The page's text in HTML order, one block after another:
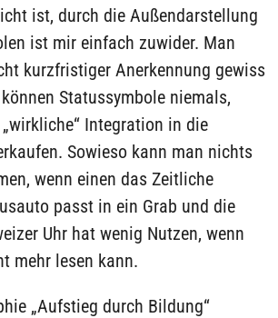
ist, durch die Außendarstellung
ist mir einfach zuwider. Man
kurzfristiger Anerkennung gewiss
Statussymbole niemals,
Integration in die
Sowieso kann man nichts
wenn einen das Zeitliche
passt in ein Grab und die
Uhr hat wenig Nutzen, wenn
mehr lesen kann.
„Aufstieg durch Bildung“